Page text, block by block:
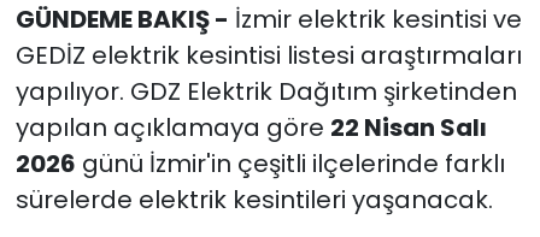
GÜNDEME BAKIŞ - İzmir elektrik kesintisi ve
GEDİZ elektrik kesintisi listesi araştırmaları
yapılıyor. GDZ Elektrik Dağıtım şirketinden
yapılan açıklamaya göre 22 Nisan Salı
2026 günü İzmir'in çeşitli ilçelerinde farklı
sürelerde elektrik kesintileri yaşanacak.
Yaşam
YEREL POLİTİKA
YEREL YÖNETİMLER